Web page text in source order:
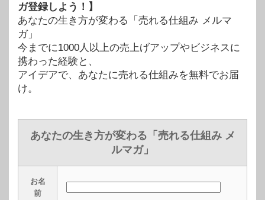
ガ登録しよう！】
あなたの生き方が変わる「売れる仕組み メルマ
ガ」
今までに1000人以上の売上げアップやビジネスに
携わった経験と、
アイデアで、あなたに売れる仕組みを無料でお届
け。
あなたの生き方が変わる「売れる仕組み メ
ルマガ」
お名
前